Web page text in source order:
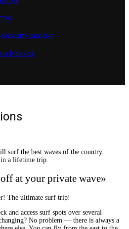
океана
Кавказ
surf the best waves of the country.
a lifetime trip.
at your private wave»
The ultimate surf trip!
and access surf spots over several
No problem — there is always a